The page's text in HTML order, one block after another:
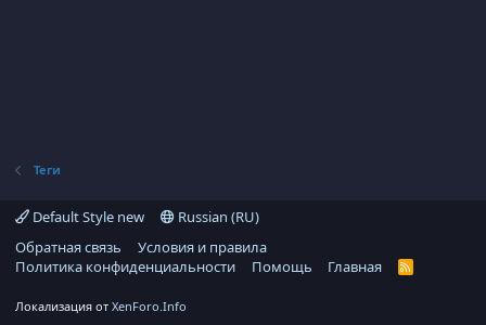
Теги
Default Style new
Russian (RU)
Обратная связь
Условия и правила
Политика конфиденциальности
Помощь Главная
R
Локализация от XenForo.Info